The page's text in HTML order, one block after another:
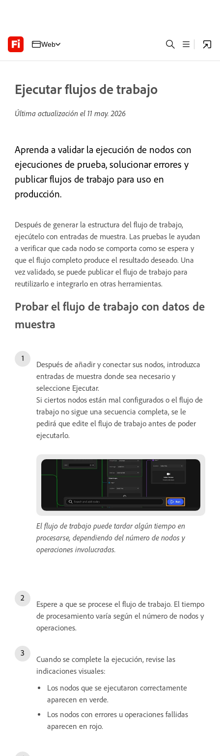
Web
Ejecutar flujos de trabajo
Última actualización el 11 may. 2026
Aprenda a validar la ejecución de nodos con
ejecuciones de prueba, solucionar errores y
publicar flujos de trabajo para uso en
producción.
Después de generar la estructura del flujo de trabajo,
ejecútelo con entradas de muestra. Las pruebas le ayudan
a verificar que cada nodo se comporta como se espera y
que el flujo completo produce el resultado deseado. Una
vez validado, se puede publicar el flujo de trabajo para
reutilizarlo e integrarlo en otras herramientas.
Probar el flujo de trabajo con datos de
muestra
Después de añadir y conectar sus nodos, introduzca
entradas de muestra donde sea necesario y
seleccione Ejecutar.
Si ciertos nodos están mal configurados o el flujo de
trabajo no sigue una secuencia completa, se le
pedirá que edite el flujo de trabajo antes de poder
ejecutarlo.
El flujo de trabajo puede tardar algún tiempo en
procesarse, dependiendo del número de nodos y
operaciones involucradas.
Espere a que se procese el flujo de trabajo. El tiempo
de procesamiento varía según el número de nodos y
operaciones.
Cuando se complete la ejecución, revise las
indicaciones visuales:
Los nodos que se ejecutaron correctamente
aparecen en verde.
Los nodos con errores u operaciones fallidas
aparecen en rojo.